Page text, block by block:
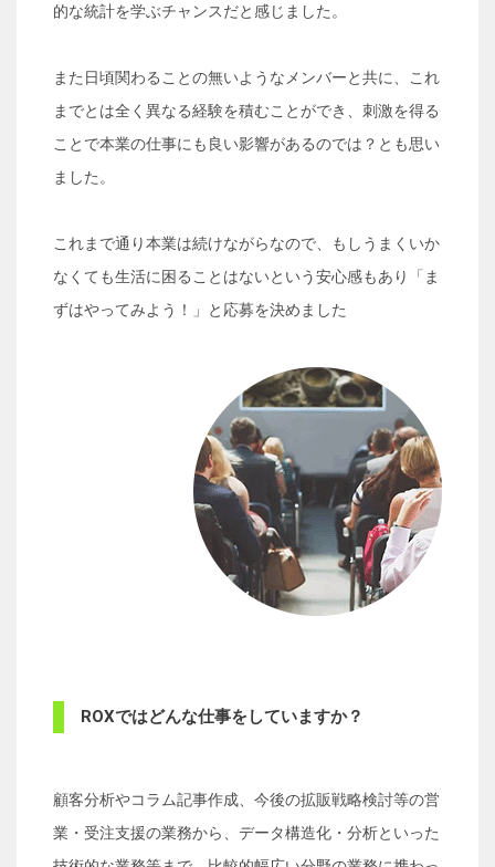
的な統計を学ぶチャンスだと感じました。
また日頃関わることの無いようなメンバーと共に、これ
までとは全く異なる経験を積むことができ、刺激を得る
ことで本業の仕事にも良い影響があるのでは？とも思い
ました。
これまで通り本業は続けながらなので、もしうまくいか
なくても生活に困ることはないという安心感もあり「ま
ずはやってみよう！」と応募を決めました
ROXではどんな仕事をしていますか？
顧客分析やコラム記事作成、今後の拡販戦略検討等の営
業・受注支援の業務から、データ構造化・分析といった